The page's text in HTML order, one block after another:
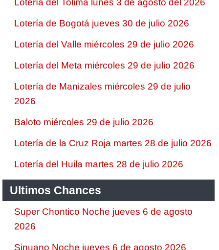
Lotería del Tolima lunes 3 de agosto del 2026
Lotería de Bogotá jueves 30 de julio 2026
Lotería del Valle miércoles 29 de julio 2026
Lotería del Meta miércoles 29 de julio 2026
Lotería de Manizales miércoles 29 de julio
2026
Baloto miércoles 29 de julio 2026
Lotería de la Cruz Roja martes 28 de julio 2026
Lotería del Huila martes 28 de julio 2026
Ultimos Chances
Super Chontico Noche jueves 6 de agosto
2026
Sinuano Noche jueves 6 de agosto 2026